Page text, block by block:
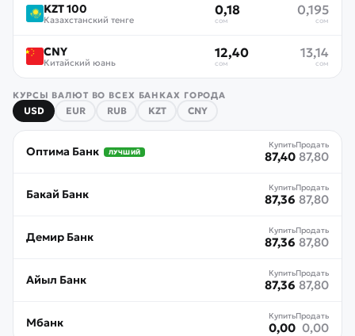
KZT 100
Казахстанский тенге
0,18
сом
0,195
сом
CNY
Китайский юань
12,40
сом
13,14
сом
КУРСЫ ВАЛЮТ ВО ВСЕХ БАНКАХ ГОРОДА
USD EUR RUB KZT CNY
Оптима Банк ЛУЧШИЙ
Купить
87,40
Продать
87,80
Бакай Банк Купить
87,36
Продать
87,80
Демир Банк Купить
87,36
Продать
87,80
Айыл Банк Купить
87,36
Продать
87,80
Мбанк Купить
0,00
Продать
0,00